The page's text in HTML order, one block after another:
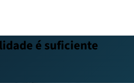
é suficiente